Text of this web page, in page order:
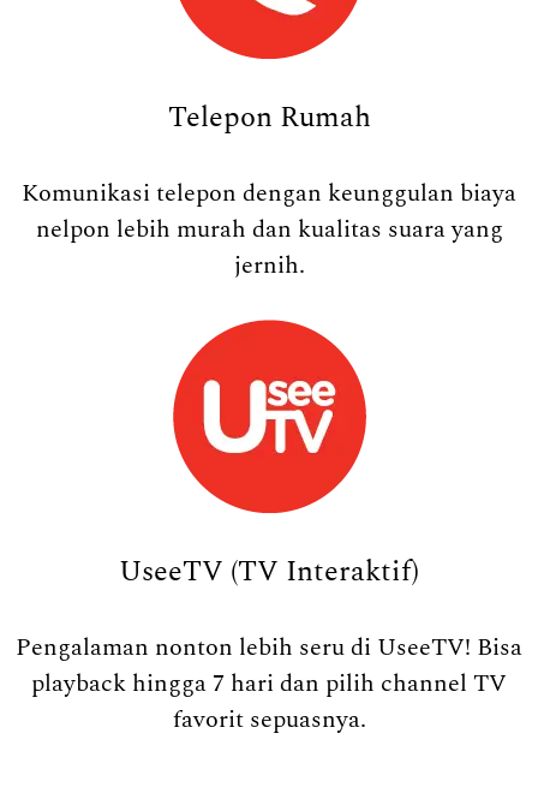
Telepon Rumah
Komunikasi telepon dengan keunggulan biaya
nelpon lebih murah dan kualitas suara yang
jernih.
UseeTV (TV Interaktif)
Pengalaman nonton lebih seru di UseeTV! Bisa
playback hingga 7 hari dan pilih channel TV
favorit sepuasnya.